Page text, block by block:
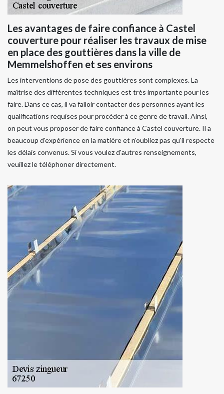
Les avantages de faire confiance à Castel
couverture pour réaliser les travaux de mise
en place des gouttières dans la ville de
Memmelshoffen et ses environs
Les interventions de pose des gouttières sont complexes. La
maîtrise des différentes techniques est très importante pour les
faire. Dans ce cas, il va falloir contacter des personnes ayant les
qualifications requises pour procéder à ce genre de travail. Ainsi,
on peut vous proposer de faire confiance à Castel couverture. Il a
beaucoup d'expérience en la matière et n'oubliez pas qu'il respecte
les délais convenus. Si vous voulez d'autres renseignements,
veuillez le téléphoner directement.